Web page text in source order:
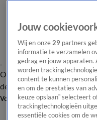
OverzichtAfleveringen
de redactieNieuwsbrief
Volg Shownieuws
Jouw
Wij en onze 29 partners
informatie te verzamelen
gedrag en jouw apparaten.
worden
content te kunnen
en om de prestaties van
keuze opslaan” selecteert
trackingtechnologieën
essentiële cookies om de